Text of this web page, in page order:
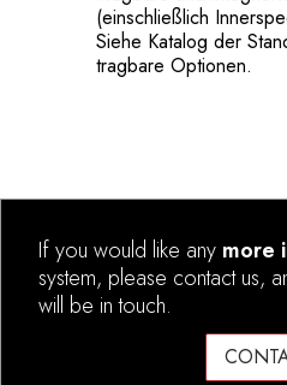
(einschließlich
Siehe Katalog der
tragbare Optionen.
If you would like any more
system, please contact us,
will be in touch.